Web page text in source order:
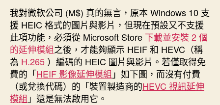
者
佈
日
期
我對微軟公司 (M$) 真的無言，原本 Windows 10 支
援 HEIC 格式的圖片與影片，但現在預設又不支援
此項功能，必須從 Microsoft Store 下載並安裝 2 個
的延伸模組之後，才能夠顯示 HEIF 和 HEVC（稱
為 H.265 ）編碼的 HEIC 圖片與影片。若僅取得免
費的「HEIF 影像延伸模組 」如下圖，而沒有付費
（或兌換代碼）的「裝置製造商的HEVC 視訊延伸
模組 」還是無法啟用它。